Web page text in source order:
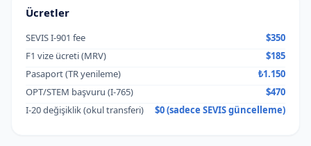
Ücretler
SEVIS I-901 fee
$350
F1 vize ücreti (MRV)
$185
Pasaport (TR yenileme)
₺1.150
OPT/STEM başvuru (I-765)
$470
I-20 değişiklik (okul transferi)
$0 (sadece SEVIS güncelleme)